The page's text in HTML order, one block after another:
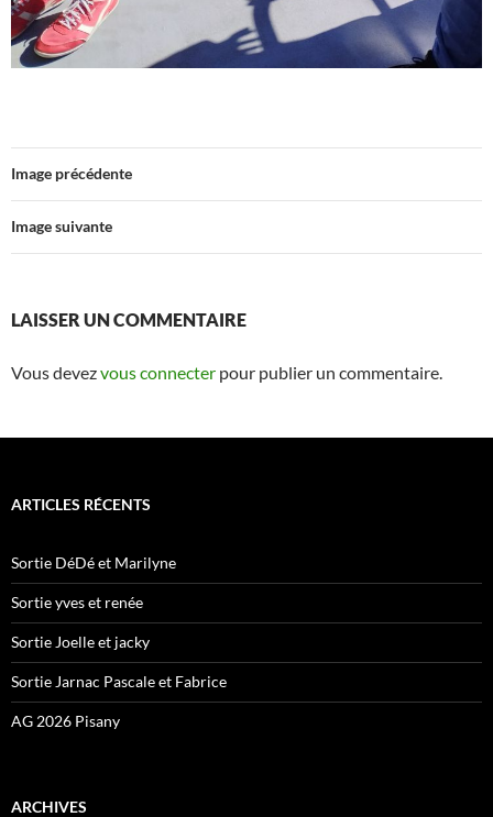
Image précédente
Image suivante
LAISSER UN COMMENTAIRE
Vous devezvous connecter pour publier un commentaire.
ARTICLES RÉCENTS
Sortie DéDé et Marilyne
Sortie yves et renée
Sortie Joelle et jacky
Sortie Jarnac Pascale et Fabrice
AG 2026 Pisany
ARCHIVES